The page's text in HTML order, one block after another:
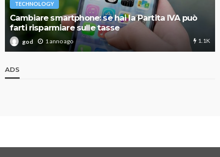
TECHNOLOGY
Cambiare smartphone: se hai la Partita IVA può
farti risparmiare sulle tasse
god 1 anno ago 1.1K
ADS